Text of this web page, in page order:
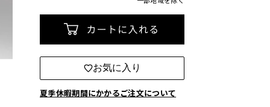
お気に入り
夏季休暇期間にかかるご注文について